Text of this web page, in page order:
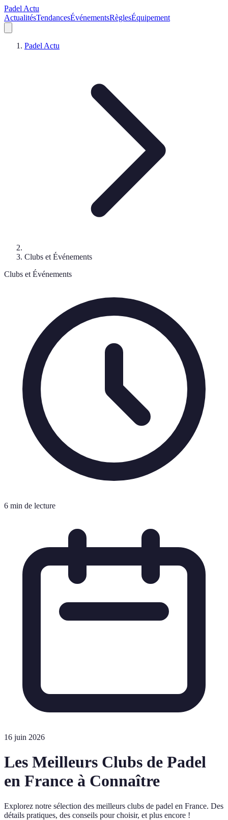
Padel Actu
ActualitésTendancesÉvénementsRèglesÉquipement
Padel Actu
Clubs et Événements
Clubs et Événements
6 min de lecture
16 juin 2026
Les Meilleurs Clubs de Padel
en France à Connaître
Explorez notre sélection des meilleurs clubs de padel en France. Des
détails pratiques, des conseils pour choisir, et plus encore !